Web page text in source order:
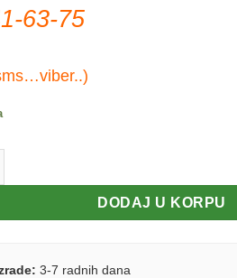
63-75
količina
DODAJ U KORPU
3-7 radnih dana